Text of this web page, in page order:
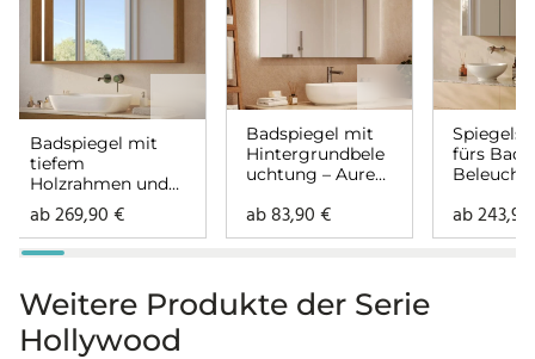
Badspiegel mit
tiefem
Holzrahmen und
Beleuchtung –
Lenora links oben
rechts
ab269,90€
Badspiegel mit
Hintergrundbele
uchtung – Aurea
ab83,90€
fürs Bad
rechts
ab243,90
Weitere Produkte der Serie
Hollywood